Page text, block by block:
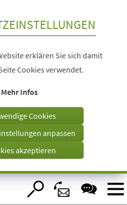
erklären Sie sich damit
Cookies verwendet.
Mehr Infos
Cookies
anpassen
akzeptieren